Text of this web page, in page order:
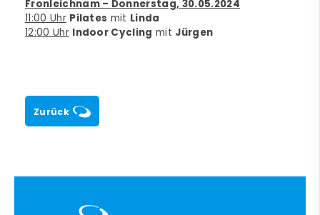
Fronleichnam – Donnerstag, 30.05.2024
11:00 Uhr Pilates mit Linda
12:00 Uhr Indoor Cycling mit Jürgen
Zurück